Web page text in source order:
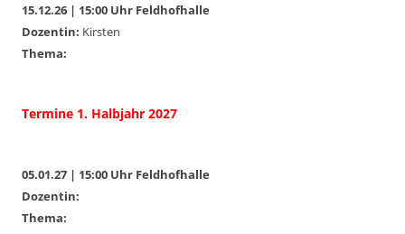
15.12.26 | 15:00 Uhr Feldhofhalle
Dozentin: Kirsten
Thema:
Termine 1. Halbjahr 2027
05.01.27 | 15:00 Uhr Feldhofhalle
Dozentin:
Thema: